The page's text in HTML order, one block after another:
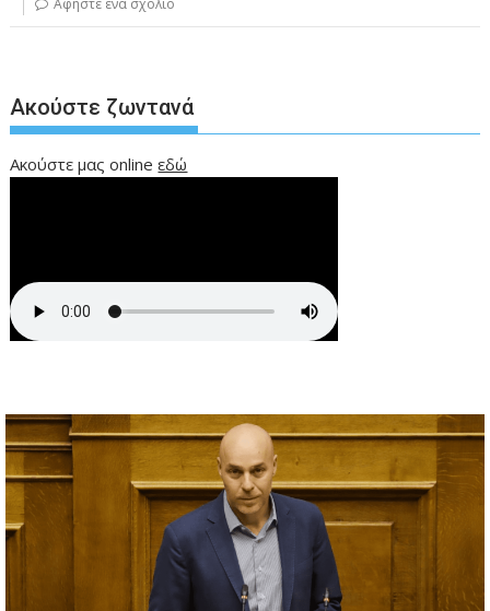
Αφήστε ένα σχόλιο
Ακούστε ζωντανά
Ακούστε μας onlineεδώ